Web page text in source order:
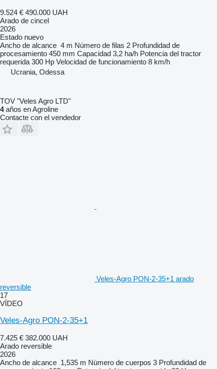
9.524 € 490.000 UAH
Arado de cincel
2026
Estado nuevo
Ancho de alcance 4 m Número de filas 2 Profundidad de
procesamiento 450 mm Capacidad 3,2 ha/h Potencia del tractor
requerida 300 Hp Velocidad de funcionamiento 8 km/h
Ucrania, Odessa
TOV "Veles Agro LTD"
4años en Agroline
Contacte con el vendedor
Veles-Agro PON-2-35+1 arado
reversible
17
VÍDEO
Veles-Agro PON-2-35+1
7.425 € 382.000 UAH
Arado reversible
2026
Ancho de alcance 1,535 m Número de cuerpos 3 Profundidad de